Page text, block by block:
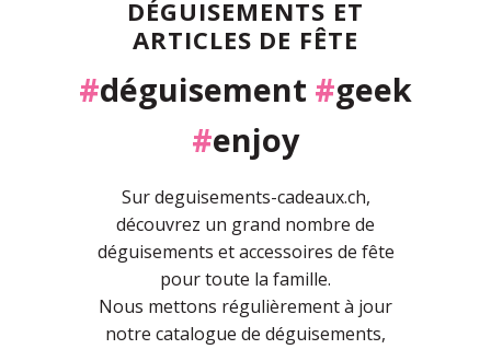
DÉGUISEMENTS ET
ARTICLES DE FÊTE
#déguisement #geek
#enjoy
Sur deguisements-cadeaux.ch,
découvrez un grand nombre de
déguisements et accessoires de fête
pour toute la famille.
Nous mettons régulièrement à jour
notre catalogue de déguisements,